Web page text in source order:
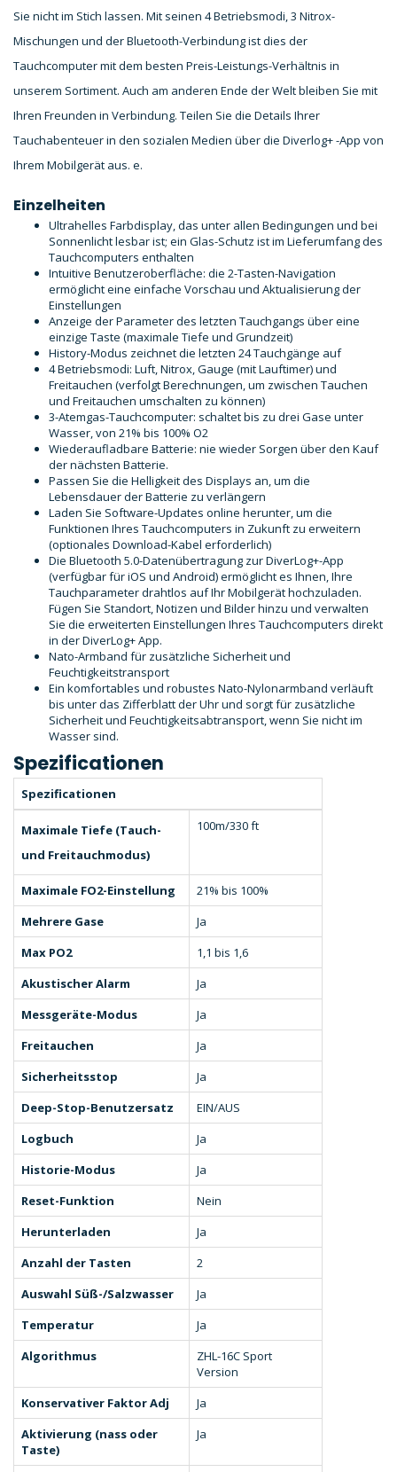
Sie nicht im Stich lassen. Mit seinen 4 Betriebsmodi, 3 Nitrox-
Mischungen und der Bluetooth-Verbindung ist dies der
Tauchcomputer mit dem besten Preis-Leistungs-Verhältnis in
unserem Sortiment. Auch am anderen Ende der Welt bleiben Sie mit
Ihren Freunden in Verbindung. Teilen Sie die Details Ihrer
Tauchabenteuer in den sozialen Medien über die Diverlog+ -App von
Ihrem Mobilgerät aus. e.
Einzelheiten
Ultrahelles Farbdisplay, das unter allen Bedingungen und bei
Sonnenlicht lesbar ist; ein Glas-Schutz ist im Lieferumfang des
Tauchcomputers enthalten
Intuitive Benutzeroberfläche: die 2-Tasten-Navigation
ermöglicht eine einfache Vorschau und Aktualisierung der
Einstellungen
Anzeige der Parameter des letzten Tauchgangs über eine
einzige Taste (maximale Tiefe und Grundzeit)
History-Modus zeichnet die letzten 24 Tauchgänge auf
4 Betriebsmodi: Luft, Nitrox, Gauge (mit Lauftimer) und
Freitauchen (verfolgt Berechnungen, um zwischen Tauchen
und Freitauchen umschalten zu können)
3-Atemgas-Tauchcomputer: schaltet bis zu drei Gase unter
Wasser, von 21% bis 100% O2
Wiederaufladbare Batterie: nie wieder Sorgen über den Kauf
der nächsten Batterie.
Passen Sie die Helligkeit des Displays an, um die
Lebensdauer der Batterie zu verlängern
Laden Sie Software-Updates online herunter, um die
Funktionen Ihres Tauchcomputers in Zukunft zu erweitern
(optionales Download-Kabel erforderlich)
Die Bluetooth 5.0-Datenübertragung zur DiverLog+-App
(verfügbar für iOS und Android) ermöglicht es Ihnen, Ihre
Tauchparameter drahtlos auf Ihr Mobilgerät hochzuladen.
Fügen Sie Standort, Notizen und Bilder hinzu und verwalten
Sie die erweiterten Einstellungen Ihres Tauchcomputers direkt
in der DiverLog+ App.
Nato-Armband für zusätzliche Sicherheit und
Feuchtigkeitstransport
Ein komfortables und robustes Nato-Nylonarmband verläuft
bis unter das Zifferblatt der Uhr und sorgt für zusätzliche
Sicherheit und Feuchtigkeitsabtransport, wenn Sie nicht im
Wasser sind.
Spezificationen
Spezificationen
Maximale Tiefe (Tauch-
und Freitauchmodus)
100m/330 ft
Maximale FO2-Einstellung
21% bis 100%
Mehrere Gase
Ja
Max PO2
1,1 bis 1,6
Akustischer Alarm
Ja
Messgeräte-Modus
Ja
Freitauchen
Ja
Sicherheitsstop
Ja
Deep-Stop-Benutzersatz
EIN/AUS
Logbuch
Ja
Historie-Modus
Ja
Reset-Funktion
Nein
Herunterladen
Ja
Anzahl der Tasten
2
Auswahl Süß-/Salzwasser
Ja
Temperatur
Ja
Algorithmus
ZHL-16C Sport
Version
Konservativer Faktor Adj
Ja
Aktivierung (nass oder
Taste)
Ja